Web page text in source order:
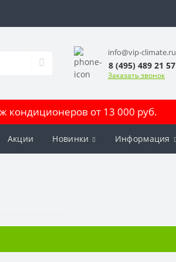
info@vip-climate.ru
8 (495) 489 21 57
Заказать звонок
от 13 000 руб.
Акции Новинки Информация